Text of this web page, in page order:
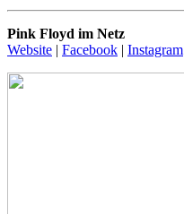
Pink Floyd im Netz
Website | Facebook | Instagram